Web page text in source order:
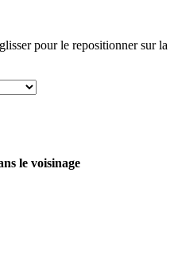
pour le repositionner sur la
le voisinage